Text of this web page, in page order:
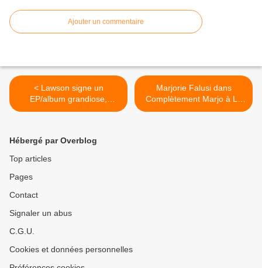
Ajouter un commentaire
< Lawson signe un
EP/album grandiose,
attention tubes à l’horizon !
Marjorie Falusi dans
Complètement Marjo à La
Cible, nous y étions ! >
Hébergé par Overblog
Top articles
Pages
Contact
Signaler un abus
C.G.U.
Cookies et données personnelles